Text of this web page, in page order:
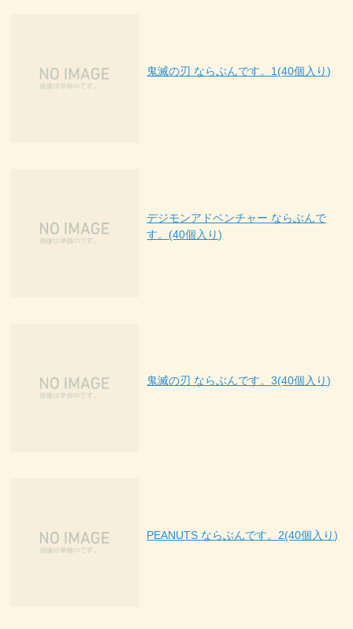
鬼滅の刃 ならぶんです。1(40個入り)
デジモンアドベンチャー ならぶんで
す。(40個入り)
鬼滅の刃 ならぶんです。3(40個入り)
PEANUTS ならぶんです。2(40個入り)